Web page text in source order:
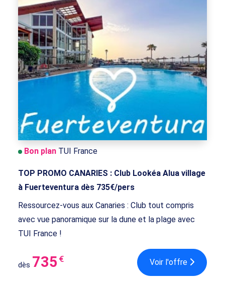
Bon plan TUI France
TOP PROMO CANARIES : Club Lookéa Alua village
à Fuerteventura dès 735€/pers
Ressourcez-vous aux Canaries : Club tout compris
avec vue panoramique sur la dune et la plage avec
TUI France !
dès 735 € Voir l'offre